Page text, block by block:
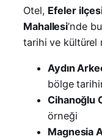
Otel, Efeler
Mahallesi’nde
tarihi ve kültürel
Aydın
bölge
Cihanoğlu
örneği
Magnesia